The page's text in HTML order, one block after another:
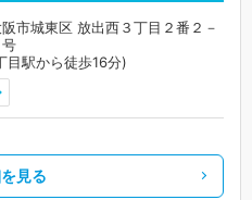
市城東区 放出西３丁目２番２－
号
目駅から徒歩16分)
見る